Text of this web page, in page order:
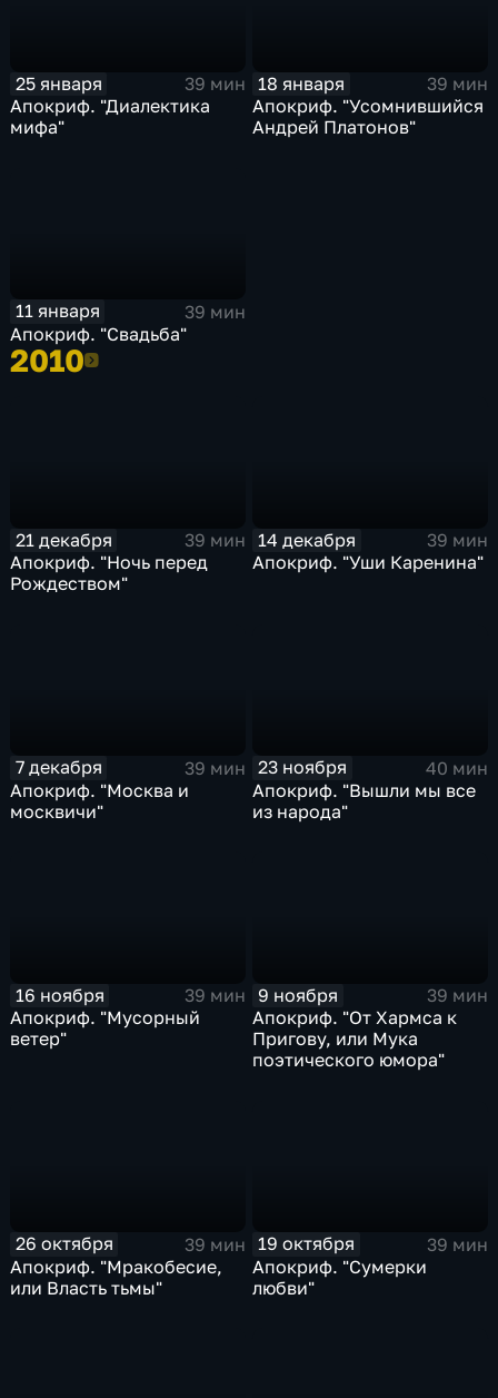
25 января
39 мин
Апокриф. "Диалектика
мифа"
18 января
39 мин
Апокриф. "Усомнившийся
Андрей Платонов"
11 января
39 мин
Апокриф. "Свадьба"
20102010
21 декабря
39 мин
Апокриф. "Ночь перед
Рождеством"
14 декабря
39 мин
Апокриф. "Уши Каренина"
7 декабря
39 мин
Апокриф. "Москва и
москвичи"
23 ноября
40 мин
Апокриф. "Вышли мы все
из народа"
16 ноября
39 мин
Апокриф. "Мусорный
ветер"
9 ноября
39 мин
Апокриф. "От Хармса к
Пригову, или Мука
поэтического юмора"
26 октября
39 мин
Апокриф. "Мракобесие,
или Власть тьмы"
19 октября
39 мин
Апокриф. "Сумерки
любви"